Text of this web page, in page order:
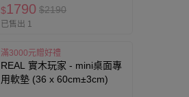
$1790 $2190
已售出 1
滿3000元贈好禮
REAL 實木玩家 - mini桌面專
用軟墊 (36 x 60cm±3cm)